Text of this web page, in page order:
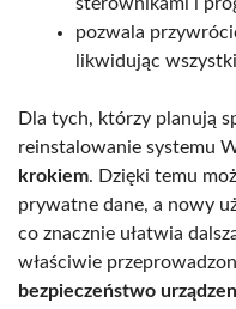
pozwala
likwidując
Dla tych, którzy planują
reinstalowanie systemu
krokiem. Dzięki temu
prywatne dane, a nowy
co znacznie ułatwia
właściwie
bezpieczeństwo